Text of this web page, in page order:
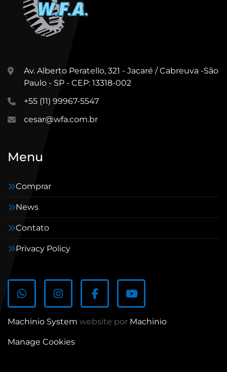
Av. Alberto Peratello, 321 - Jacaré / Cabreuva -São
Paulo - SP - CEP: 13318-002
+55 (11) 99967-5547
cesar@wfa.com.br
Menu
Comprar
News
Contato
Privacy Policy
whatsappinstagramfacebookyoutube
Machinio System website por Machinio
Manage Cookies